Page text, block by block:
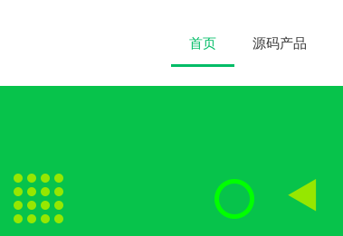
首页 源码产品